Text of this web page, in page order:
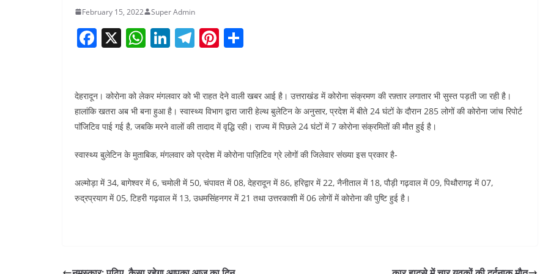
February 15, 2022 Super Admin
F
a
e
b
o
o
k
X W
h
s
A
p
p
Li
n
e
dI
n
T
el
gr
a
m
Pi
nt
e
st
e
देहरादून। कोरोना को लेकर मंगलवार को भी राहत देने वाली खबर आई है। उत्तराखंड में कोरोना संक्रमण की रफ़्तार लगातार भी सुस्त पड़ती जा रही है।
हालांकि खतरा अब भी बना हुआ है। स्वास्थ्य विभाग द्वारा जारी हेल्थ बुलेटिन के अनुसार, प्रदेश में बीते 24 घंटों के दौरान 285 लोगों की कोरोना जांच रिपोर्ट
पाॅजिटिव पाई गई है, जबकि मरने वालों की तादाद में वृद्धि रही। राज्य में पिछले 24 घंटों में 7 कोरोना संक्रमितों की मौत हुई है।
स्वास्थ्य बुलेटिन के मुताबिक, मंगलवार को प्रदेश में कोरोना पाज़िटिव ग्रे लोगों की जिलेवार संख्या इस प्रकार है-
अल्मोड़ा में 34, बागेश्वर में 6, चमोली में 50, चंपावत में 08, देहरादून में 86, हरिद्वार में 22, नैनीताल में 18, पौड़ी गढ़वाल में 09, पिथौरागढ़ में 07,
रुद्रप्रयाग में 05, टिहरी गढ़वाल में 13, उधमसिंहनगर में 21 तथा उत्तरकाशी में 06 लोगों में कोरोना की पुष्टि हुई है।